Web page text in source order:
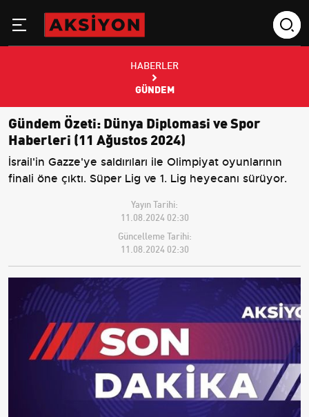
HABERLER
GÜNDEM
Gündem Özeti: Dünya Diplomasi ve Spor
Haberleri (11 Ağustos 2024)
İsrail'in Gazze'ye saldırıları ile Olimpiyat oyunlarının
finali öne çıktı. Süper Lig ve 1. Lig heyecanı sürüyor.
Yayın Tarihi:
11.08.2024 02:30
Güncelleme Tarihi:
11.08.2024 02:30